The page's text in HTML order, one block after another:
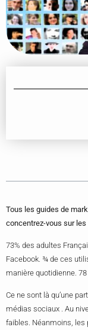
Tous les guides de
concentrez-vous sur
73% des adultes
Facebook. ¾ de ces
manière quotidienne.
Ce ne sont là qu’une
médias sociaux . Au
faibles. Néanmoins, les